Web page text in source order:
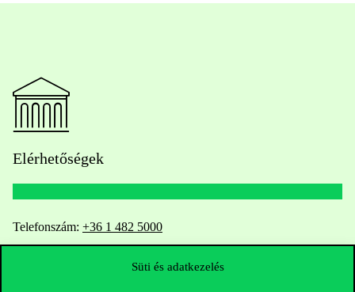
Süti és adatkezelés
Elérhetőségek
Telefonszám: +36 1 482 5000
Kérdésed van a felvételivel kapcsolatban?